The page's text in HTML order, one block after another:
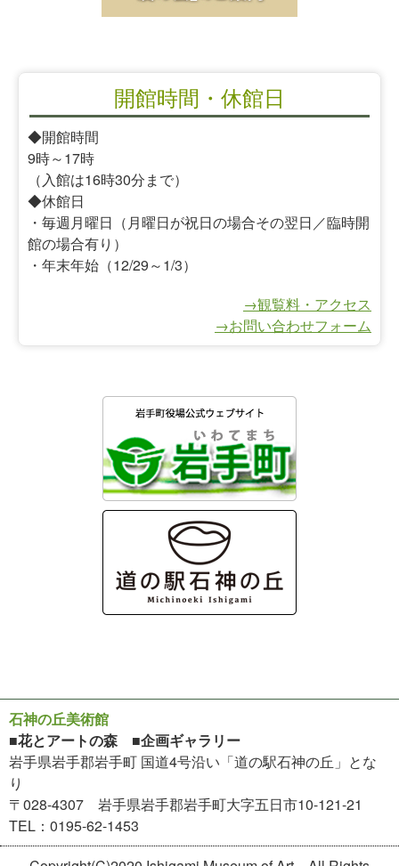
開館時間・休館日
◆開館時間
9時～17時
（入館は16時30分まで）
◆休館日
・毎週月曜日（月曜日が祝日の場合その翌日／臨時開
館の場合有り）
・年末年始（12/29～1/3）
→観覧料・アクセス
→お問い合わせフォーム
石神の丘美術館
■花とアートの森 ■企画ギャラリー
岩手県岩手郡岩手町 国道4号沿い「道の駅石神の丘」とな
り
〒028-4307 岩手県岩手郡岩手町大字五日市10-121-21
TEL：0195-62-1453